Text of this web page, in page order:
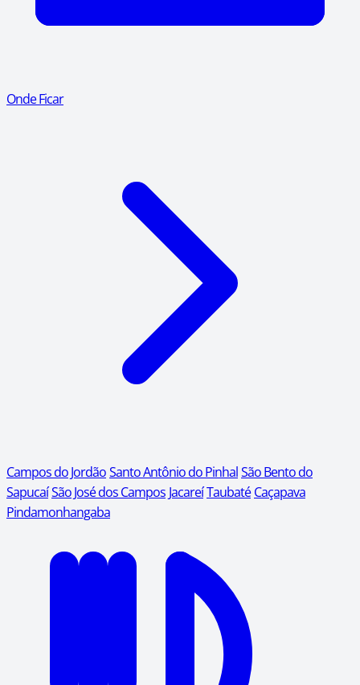
Onde Ficar
Campos do JordãoSanto Antônio do PinhalSão Bento do
SapucaíSão José dos Campos JacareíTaubaté Caçapava
Pindamonhangaba